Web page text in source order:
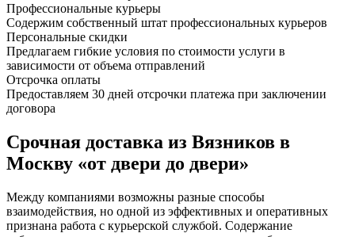
Профессиональные курьеры
Содержим собственный штат профессиональных курьеров
Персональные скидки
Предлагаем гибкие условия по стоимости услуги в
зависимости от объема отправлений
Отсрочка оплаты
Предоставляем 30 дней отсрочки платежа при заключении
договора
Срочная доставка из Вязников в
Москву «от двери до двери»
Между компаниями возможны разные способы
взаимодействия, но одной из эффективных и оперативных
признана работа с курьерской службой. Содержание